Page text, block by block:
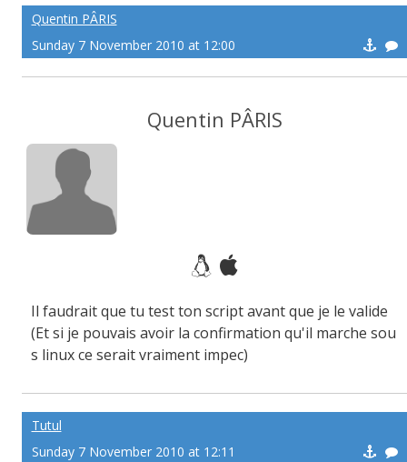
Quentin PÂRIS
Sunday 7 November 2010 at 12:00
Quentin PÂRIS
Il faudrait que tu test ton script avant que je le valide
(Et si je pouvais avoir la confirmation qu'il marche sou
s linux ce serait vraiment impec)
Tutul
Sunday 7 November 2010 at 12:11